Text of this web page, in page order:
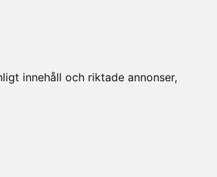
innehåll och riktade annonser,